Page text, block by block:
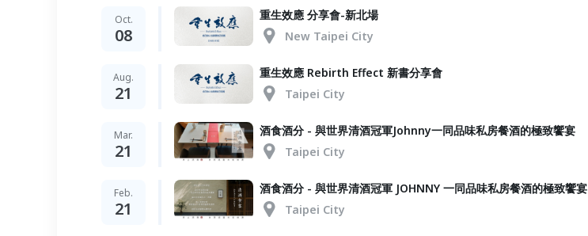
Oct.
08
重生效應 分享會-新北場
New Taipei City
Aug.
21
重生效應 Rebirth Effect 新書分享會
Taipei City
Mar.
21
酒食酒分 - 與世界清酒冠軍Johnny一同品味私房餐酒的極致饗宴
Taipei City
Feb.
21
酒食酒分 - 與世界清酒冠軍 JOHNNY 一同品味私房餐酒的極致饗宴
Taipei City